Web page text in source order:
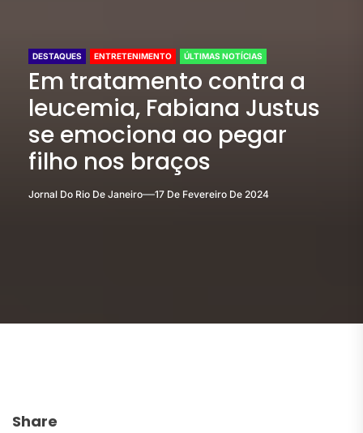
DESTAQUES ENTRETENIMENTO ÚLTIMAS NOTÍCIAS
Em tratamento contra a
leucemia, Fabiana Justus
se emociona ao pegar
filho nos braços
Jornal Do Rio De Janeiro 17 De Fevereiro De 2024
Share